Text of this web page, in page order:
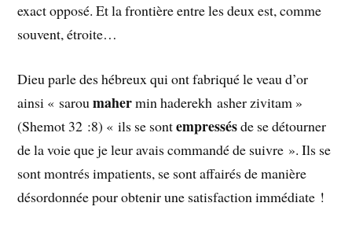
exact opposé. Et la frontière entre les deux est, comme
souvent, étroite…
Dieu parle des hébreux qui ont fabriqué le veau d’or
ainsi « saroumahermin haderekh asher zivitam »
(Shemot 32 :8) « ils se sontempressésde se détourner
de la voie que je leur avais commandé de suivre ». Ils se
sont montrés impatients, se sont affairés de manière
désordonnée pour obtenir une satisfaction immédiate !